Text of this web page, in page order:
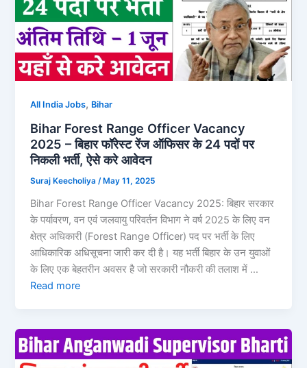
All India Jobs, Bihar
Bihar Forest Range Officer Vacancy
2025 – बिहार फॉरेस्ट रेंज ऑफिसर के 24 पदों पर
निकली भर्ती, ऐसे करे आवेदन
Suraj Keecholiya/ May 11, 2025
Bihar Forest Range Officer Vacancy 2025: बिहार सरकार
के पर्यावरण, वन एवं जलवायु परिवर्तन विभाग ने वर्ष 2025 के लिए वन
क्षेत्र अधिकारी (Forest Range Officer) पद पर भर्ती के लिए
आधिकारिक अधिसूचना जारी कर दी है। यह भर्ती बिहार के उन युवाओं
के लिए एक बेहतरीन अवसर है जो सरकारी नौकरी की तलाश में …
Read more